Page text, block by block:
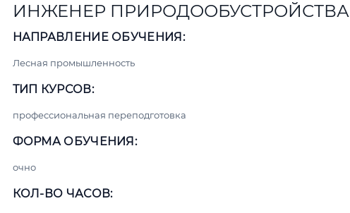
ИНЖЕНЕР ПРИРОДООБУСТРОЙСТВА
НАПРАВЛЕНИЕ ОБУЧЕНИЯ:
Лесная промышленность
ТИП КУРСОВ:
профессиональная переподготовка
ФОРМА ОБУЧЕНИЯ:
очно
КОЛ-ВО ЧАСОВ: